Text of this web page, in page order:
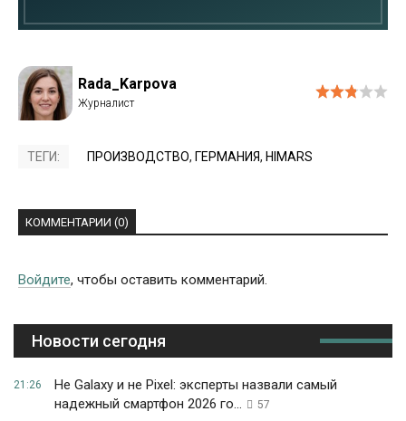
Rada_Karpova
ТЕГИ: ПРОИЗВОДСТВО, ГЕРМАНИЯ, HIMARS
КОММЕНТАРИИ (0)
Войдите, чтобы оставить комментарий.
Новости сегодня
21:26
Не Galaxy и не Pixel: эксперты назвали самый
надежный смартфон 2026 го...
57